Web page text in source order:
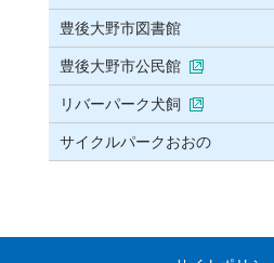
豊後大野市図書館
豊後大野市公民館
リバーパーク犬飼
サイクルパークおおの